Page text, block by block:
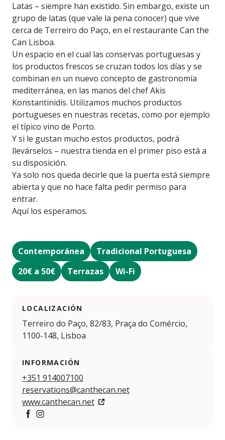
Latas – siempre han existido. Sin embargo, existe un
grupo de latas (que vale la pena conocer) que vive
cerca de Terreiro do Paço, en el restaurante Can the
Can Lisboa.
Un espacio en el cual las conservas portuguesas y
los productos frescos se cruzan todos los días y se
combinan en un nuevo concepto de gastronomía
mediterránea, en las manos del chef Akis
Konstantinidis. Utilizamos muchos productos
portugueses en nuestras recetas, como por ejemplo
el típico vino de Porto.
Y si le gustan mucho estos productos, podrá
llevárselos – nuestra tienda en el primer piso está a
su disposición.
Ya solo nos queda decirle que la puerta está siempre
abierta y que no hace falta pedir permiso para
entrar.
Aquí los esperamos.
Contemporánea
Tradicional Portuguesa
20€ a 50€
Terrazas Wi-Fi
LOCALIZACIÓN
Terreiro do Paço, 82/83, Praça do Comércio,
1100-148, Lisboa
INFORMACIÓN
+351 914007100
reservations@canthecan.net
www.canthecan.net